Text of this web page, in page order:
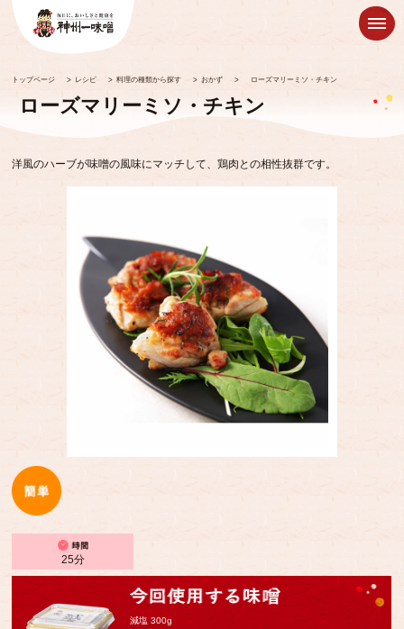
トップページ > レシピ >料理の種類から探す > おかず > ローズマリーミソ・チキン
ローズマリーミソ・チキン
洋風のハーブが味噌の風味にマッチして、鶏肉との相性抜群です。
25分
減塩 300g